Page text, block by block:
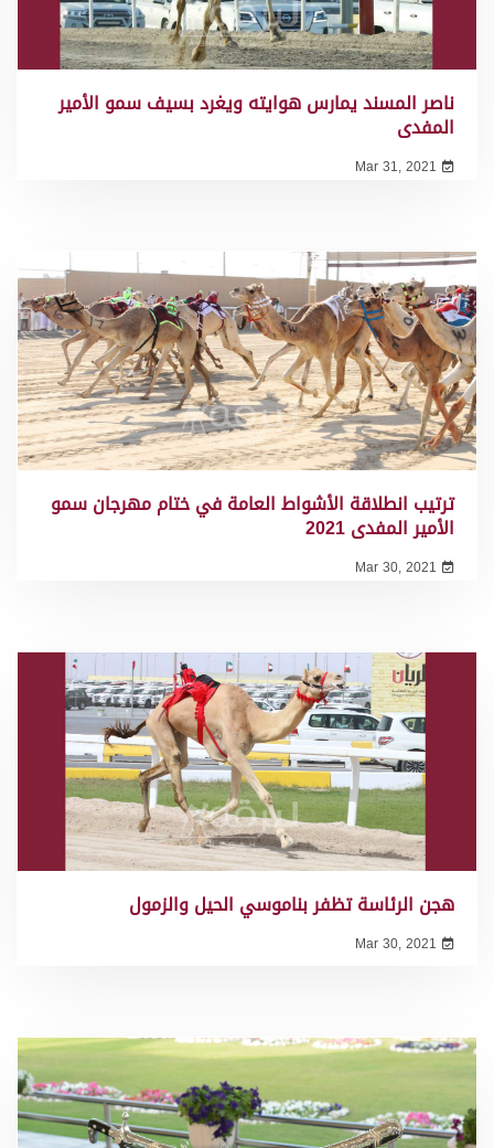
ناصر المسند يمارس هوايته ويغرد بسيف سمو الأمير
المفدى
Mar 31, 2021
ترتيب انطلاقة الأشواط العامة في ختام مهرجان سمو
الأمير المفدى 2021
Mar 30, 2021
هجن الرئاسة تظفر بناموسي الحيل والزمول
Mar 30, 2021